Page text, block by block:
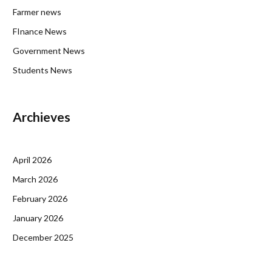
Farmer news
FInance News
Government News
Students News
Archieves
April 2026
March 2026
February 2026
January 2026
December 2025